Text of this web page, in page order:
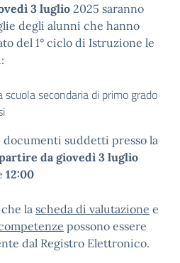
3 luglio 2025 saranno
degli alunni che hanno
del 1° ciclo di Istruzione le
secondaria di primo grado
suddetti presso la
da giovedì 3 luglio
12:00
la scheda di valutazione e
possono essere
dal Registro Elettronico.